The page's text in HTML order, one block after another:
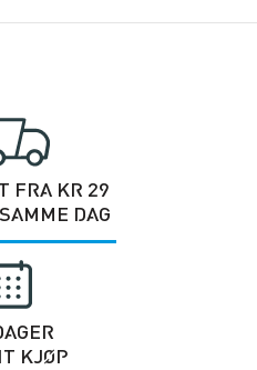
FRA KR 29
DAG
KJØP